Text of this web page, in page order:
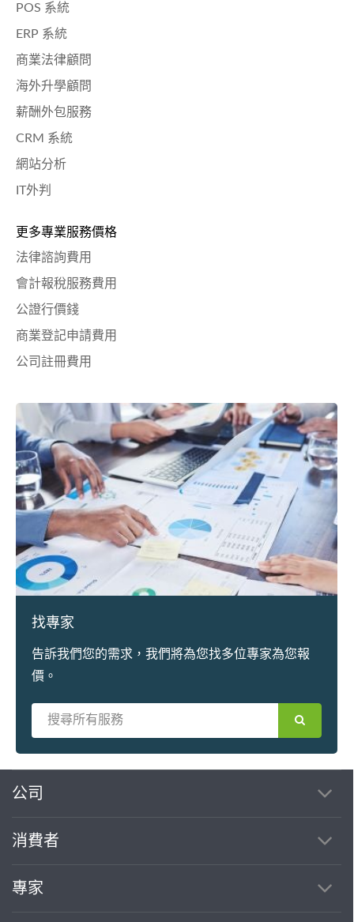
POS 系統
ERP 系統
商業法律顧問
海外升學顧問
薪酬外包服務
CRM 系統
網站分析
IT外判
更多專業服務價格
法律諮詢費用
會計報稅服務費用
公證行價錢
商業登記申請費用
公司註冊費用
找專家
告訴我們您的需求，我們將為您找多位專家為您報
價。
公司
消費者
專家